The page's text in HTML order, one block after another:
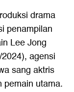
drama
penampilan
Lee Jong
agensi
sang aktris
pemain utama.